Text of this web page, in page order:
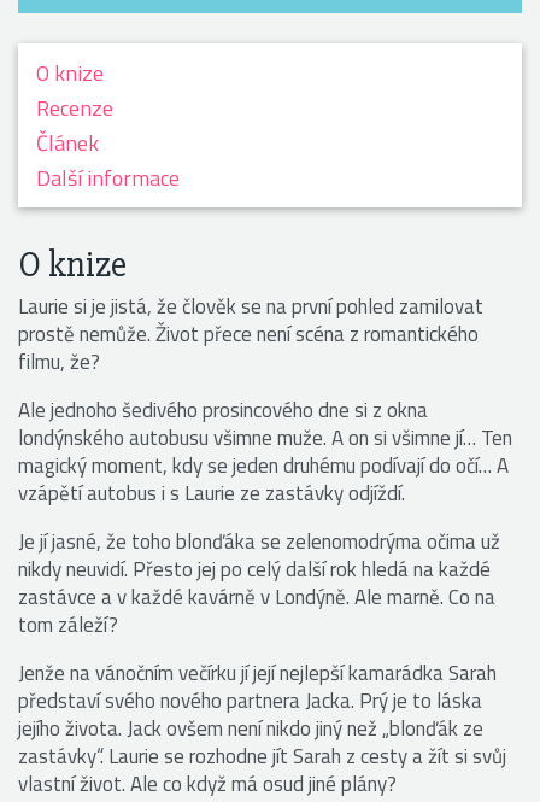
O knize
Recenze
Článek
Další informace
O knize
Laurie si je jistá, že člověk se na první pohled zamilovat
prostě nemůže. Život přece není scéna z romantického
filmu, že?
Ale jednoho šedivého prosincového dne si z okna
londýnského autobusu všimne muže. A on si všimne jí… Ten
magický moment, kdy se jeden druhému podívají do očí… A
vzápětí autobus i s Laurie ze zastávky odjíždí.
Je jí jasné, že toho blonďáka se zelenomodrýma očima už
nikdy neuvidí. Přesto jej po celý další rok hledá na každé
zastávce a v každé kavárně v Londýně. Ale marně. Co na
tom záleží?
Jenže na vánočním večírku jí její nejlepší kamarádka Sarah
představí svého nového partnera Jacka. Prý je to láska
jejího života. Jack ovšem není nikdo jiný než „blonďák ze
zastávky“. Laurie se rozhodne jít Sarah z cesty a žít si svůj
vlastní život. Ale co když má osud jiné plány?